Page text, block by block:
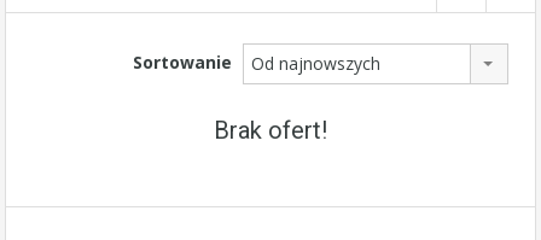
Sortowanie Od najnowszych
Brak ofert!